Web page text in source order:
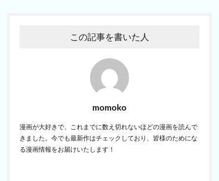
この記事を書いた人
momoko
漫画が大好きで、これまでに数え切れないほどの漫画を読んで
きました。今でも最新作はチェックしており、皆様のためにな
る漫画情報をお届けいたします！